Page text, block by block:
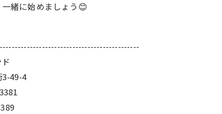
緒に始めましょう😊
49-4